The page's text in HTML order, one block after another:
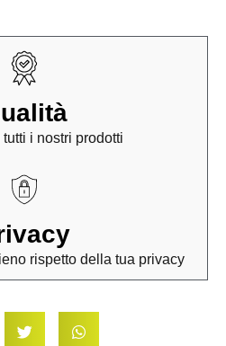
i nostri prodotti
rispetto della tua privacy